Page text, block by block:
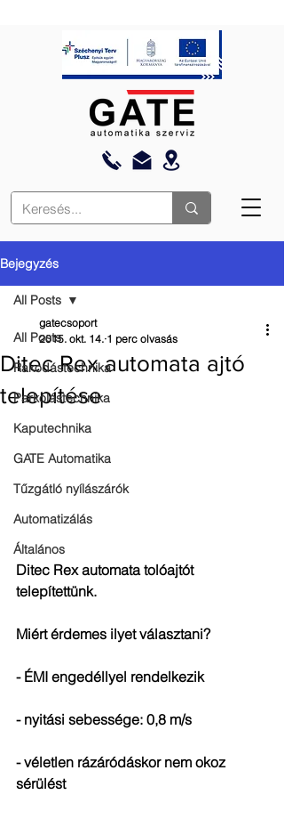
Bejegyzés
All Posts
Rakodástechnika
Parkolástechnika
Kaputechnika
GATE Automatika
Tűzgátló nyílászárók
Automatizálás
Általános
All Posts
Ditec Rex automata ajtó
telepítése
gatecsoport
2015. okt. 14. 1 perc olvasás
Ditec Rex automata tolóajtót
telepítettünk.
Miért érdemes ilyet választani?
- ÉMI engedéllyel rendelkezik
- nyitási sebessége: 0,8 m/s
- véletlen rázáródáskor nem okoz
sérülést